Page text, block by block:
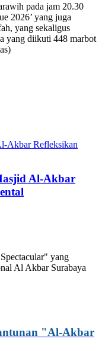
pada jam 20.30
2026’ yang juga
yang sekaligus
yang diikuti 448 marbot
Al-Akbar
yang
Al Akbar Surabaya
"Al-Akbar